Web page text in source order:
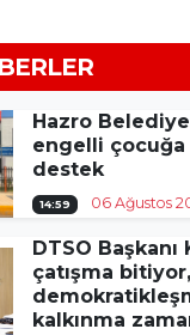
Hazro
engelli çocuğa
destek
14:59 06 Ağustos
DTSO Başkanı
çatışma
kalkınma